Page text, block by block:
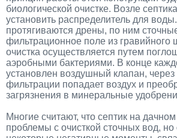
биологической очистке. Возле
установить распределитель для
протягиваются дрены, по ним
фильтрационное поле из гравийного
очистка осуществляется путем
аэробными бактериями. В конце
установлен воздушный клапан,
фильтрации попадает воздух и
загрязнения в минеральные
Многие считают, что септик на
проблемы с очисткой сточных вод,